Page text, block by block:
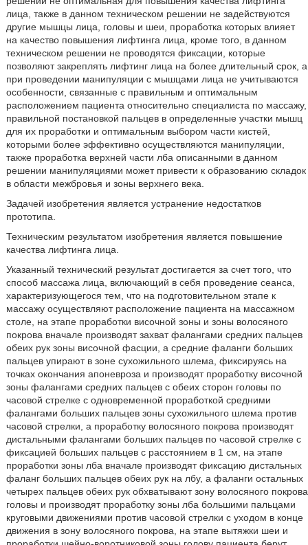
лица, также в данном техническом решении не задействуются
другие мышцы лица, головы и шеи, проработка которых влияет
на качество повышения лифтинга лица, кроме того, в данном
техническом решении не проводятся фиксации, которые
позволяют закреплять лифтинг лица на более длительный срок, а
при проведении манипуляции с мышцами лица не учитываются
особенности, связанные с правильным и оптимальным
расположением пациента относительно специалиста по массажу,
правильной постановкой пальцев в определенные участки мышц
для их проработки и оптимальным выбором части кистей,
которыми более эффективно осуществляются манипуляции,
также проработка верхней части лба описанными в данном
решении манипуляциями может привести к образованию складок
в области межбровья и зоны верхнего века.
Задачей изобретения является устранение недостатков
прототипа.
Техническим результатом изобретения является повышение
качества лифтинга лица.
Указанный технический результат достигается за счет того, что
способ массажа лица, включающий в себя проведение сеанса,
характеризующегося тем, что на подготовительном этапе к
массажу осуществляют расположение пациента на массажном
столе, на этапе проработки височной зоны и зоны волосяного
покрова вначале производят захват фалангами средних пальцев
обеих рук зоны височной фасции, а средние фаланги больших
пальцев упирают в зоне сухожильного шлема, фиксируясь на
точках окончания апоневроза и производят проработку височной
зоны фалангами средних пальцев с обеих сторон головы по
часовой стрелке с одновременной проработкой средними
фалангами больших пальцев зоны сухожильного шлема против
часовой стрелки, а проработку волосяного покрова производят
дистальными фалангами больших пальцев по часовой стрелке с
фиксацией больших пальцев с расстоянием в 1 см, на этапе
проработки зоны лба вначале производят фиксацию дистальных
фаланг больших пальцев обеих рук на лбу, а фаланги остальных
четырех пальцев обеих рук обхватывают зону волосяного покрова
головы и производят проработку зоны лба большими пальцами
круговыми движениями против часовой стрелки с уходом в конце
движения в зону волосяного покрова, на этапе вытяжки шеи и